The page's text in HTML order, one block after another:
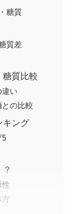
糖質
質差
糖質比較
違い
の比較
キング
5
性
方